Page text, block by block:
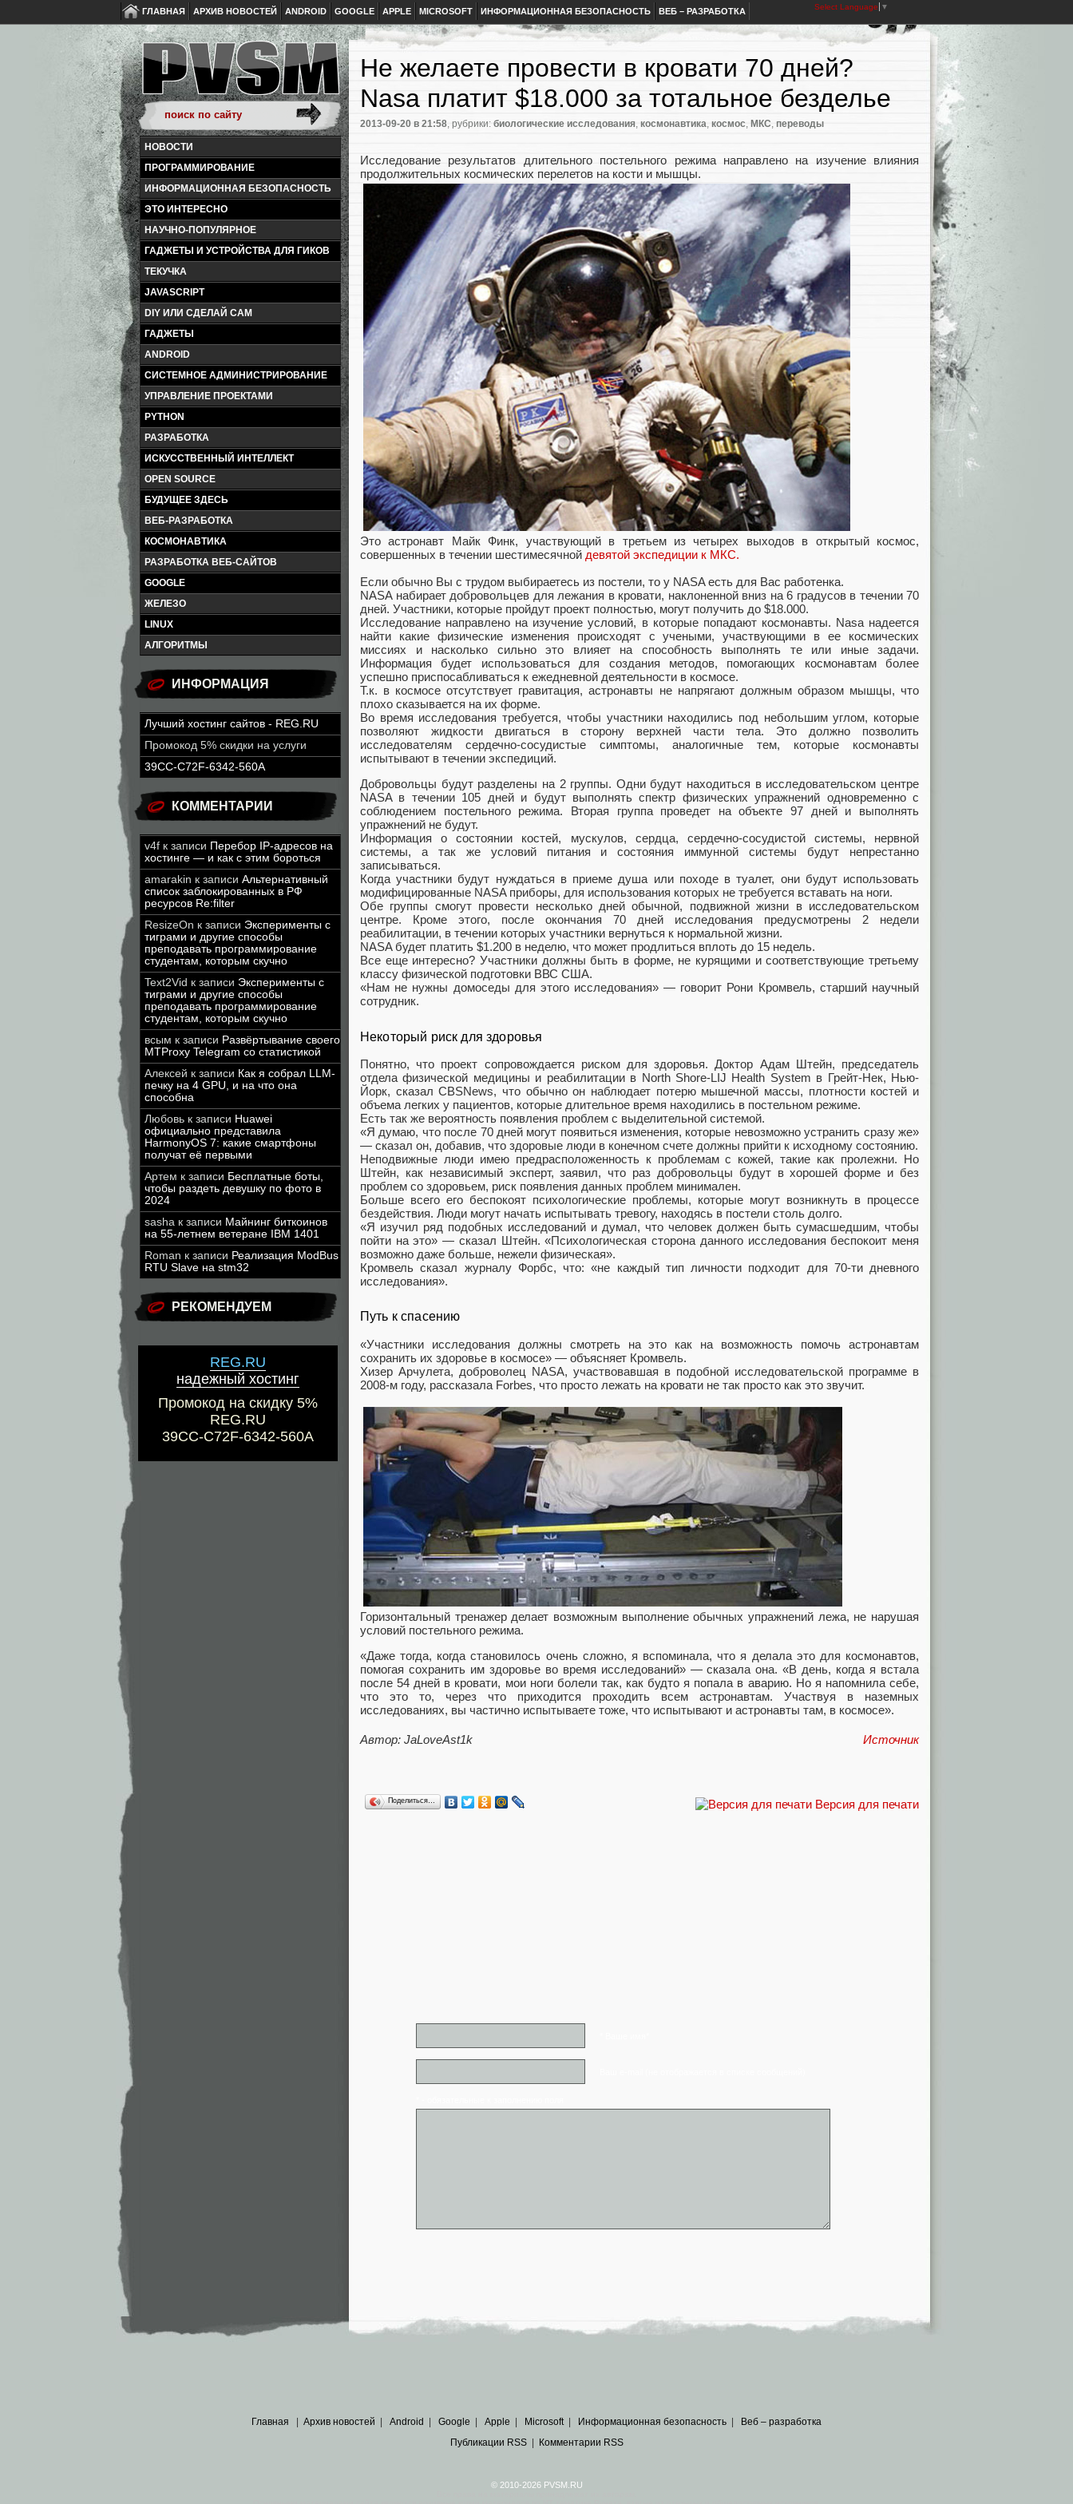
ГЛАВНАЯ АРХИВ НОВОСТЕЙ ANDROID GOOGLE APPLE MICROSOFT ИНФОРМАЦИОННАЯ БЕЗОПАСНОСТЬ ВЕБ – РАЗРАБОТКА Select Language ▼
НОВОСТИ
ПРОГРАММИРОВАНИЕ
ИНФОРМАЦИОННАЯ БЕЗОПАСНОСТЬ
ЭТО ИНТЕРЕСНО
НАУЧНО-ПОПУЛЯРНОЕ
ГАДЖЕТЫ И УСТРОЙСТВА ДЛЯ ГИКОВ
ТЕКУЧКА
JAVASCRIPT
DIY ИЛИ СДЕЛАЙ САМ
ГАДЖЕТЫ
ANDROID
СИСТЕМНОЕ АДМИНИСТРИРОВАНИЕ
УПРАВЛЕНИЕ ПРОЕКТАМИ
PYTHON
РАЗРАБОТКА
ИСКУССТВЕННЫЙ ИНТЕЛЛЕКТ
OPEN SOURCE
БУДУЩЕЕ ЗДЕСЬ
ВЕБ-РАЗРАБОТКА
КОСМОНАВТИКА
РАЗРАБОТКА ВЕБ-САЙТОВ
GOOGLE
ЖЕЛЕЗО
LINUX
АЛГОРИТМЫ
ИНФОРМАЦИЯ
Лучший хостинг сайтов - REG.RU
Промокод 5% скидки на услуги
39CC-C72F-6342-560A
КОММЕНТАРИИ
v4f к записи Перебор IP-адресов на
хостинге — и как с этим бороться
amarakin к записи Альтернативный
список заблокированных в РФ
ресурсов Re:filter
ResizeOn к записи Эксперименты с
тиграми и другие способы
преподавать программирование
студентам, которым скучно
Text2Vid к записи Эксперименты с
тиграми и другие способы
преподавать программирование
студентам, которым скучно
всым к записи Развёртывание своего
MTProxy Telegram со статистикой
Алексей к записи Как я собрал LLM-
печку на 4 GPU, и на что она
способна
Любовь к записи Huawei
официально представила
HarmonyOS 7: какие смартфоны
получат её первыми
Артем к записи Бесплатные боты,
чтобы раздеть девушку по фото в
2024
sasha к записи Майнинг биткоинов
на 55-летнем ветеране IBM 1401
Roman к записи Реализация ModBus
RTU Slave на stm32
РЕКОМЕНДУЕМ
REG.RU
надежный хостинг
Промокод на скидку 5%
REG.RU
39CC-C72F-6342-560A
Не желаете провести в кровати 70 дней?
Nasa платит $18.000 за тотальное безделье
2013-09-20 в 21:58, рубрики: биологические исследования, космонавтика, космос, МКС, переводы
Исследование результатов длительного постельного режима направлено на изучение влияния
продолжительных космических перелетов на кости и мышцы.
Это астронавт Майк Финк, участвующий в третьем из четырех выходов в открытый космос,
совершенных в течении шестимесячной девятой экспедиции к МКС.
Если обычно Вы с трудом выбираетесь из постели, то у NASA есть для Вас работенка.
NASA набирает добровольцев для лежания в кровати, наклоненной вниз на 6 градусов в течении 70
дней. Участники, которые пройдут проект полностью, могут получить до $18.000.
Исследование направлено на изучение условий, в которые попадают космонавты. Nasa надеется
найти какие физические изменения происходят с учеными, участвующими в ее космических
миссиях и насколько сильно это влияет на способность выполнять те или иные задачи.
Информация будет использоваться для создания методов, помогающих космонавтам более
успешно приспосабливаться к ежедневной деятельности в космосе.
Т.к. в космосе отсутствует гравитация, астронавты не напрягают должным образом мышцы, что
плохо сказывается на их форме.
Во время исследования требуется, чтобы участники находились под небольшим углом, которые
позволяют жидкости двигаться в сторону верхней части тела. Это должно позволить
исследователям сердечно-сосудистые симптомы, аналогичные тем, которые космонавты
испытывают в течении экспедиций.
Добровольцы будут разделены на 2 группы. Одни будут находиться в исследовательском центре
NASA в течении 105 дней и будут выполнять спектр физических упражнений одновременно с
соблюдением постельного режима. Вторая группа проведет на объекте 97 дней и выполнять
упражнений не будут.
Информация о состоянии костей, мускулов, сердца, сердечно-сосудистой системы, нервной
системы, а так же условий питания и состояния иммунной системы будут непрестанно
записываться.
Когда участники будут нуждаться в приеме душа или походе в туалет, они будут использовать
модифицированные NASA приборы, для использования которых не требуется вставать на ноги.
Обе группы смогут провести несколько дней обычной, подвижной жизни в исследовательском
центре. Кроме этого, после окончания 70 дней исследования предусмотрены 2 недели
реабилитации, в течении которых участники вернуться к нормальной жизни.
NASA будет платить $1.200 в неделю, что может продлиться вплоть до 15 недель.
Все еще интересно? Участники должны быть в форме, не курящими и соответствующие третьему
классу физической подготовки ВВС США.
«Нам не нужны домоседы для этого исследования» — говорит Рони Кромвель, старший научный
сотрудник.
Некоторый риск для здоровья
Понятно, что проект сопровождается риском для здоровья. Доктор Адам Штейн, председатель
отдела физической медицины и реабилитации в North Shore-LIJ Health System в Грейт-Нек, Нью-
Йорк, сказал CBSNews, что обычно он наблюдает потерю мышечной массы, плотности костей и
объема легких у пациентов, которые длительное время находились в постельном режиме.
Есть так же вероятность появления проблем с выделительной системой.
«Я думаю, что после 70 дней могут появиться изменения, которые невозможно устранить сразу же»
— сказал он, добавив, что здоровые люди в конечном счете должны прийти к исходному состоянию.
Неподвижные люди имею предрасположенность к проблемам с кожей, такие как пролежни. Но
Штейн, как независимый эксперт, заявил, что раз добровольцы будут в хорошей форме и без
проблем со здоровьем, риск появления данных проблем минимален.
Больше всего его беспокоят психологические проблемы, которые могут возникнуть в процессе
бездействия. Люди могут начать испытывать тревогу, находясь в постели столь долго.
«Я изучил ряд подобных исследований и думал, что человек должен быть сумасшедшим, чтобы
пойти на это» — сказал Штейн. «Психологическая сторона данного исследования беспокоит меня
возможно даже больше, нежели физическая».
Кромвель сказал журналу Форбс, что: «не каждый тип личности подходит для 70-ти дневного
исследования».
Путь к спасению
«Участники исследования должны смотреть на это как на возможность помочь астронавтам
сохранить их здоровье в космосе» — объясняет Кромвель.
Хизер Арчулета, доброволец NASA, участвовавшая в подобной исследовательской программе в
2008-м году, рассказала Forbes, что просто лежать на кровати не так просто как это звучит.
Горизонтальный тренажер делает возможным выполнение обычных упражнений лежа, не нарушая
условий постельного режима.
«Даже тогда, когда становилось очень сложно, я вспоминала, что я делала это для космонавтов,
помогая сохранить им здоровье во время исследований» — сказала она. «В день, когда я встала
после 54 дней в кровати, мои ноги болели так, как будто я попала в аварию. Но я напомнила себе,
что это то, через что приходится проходить всем астронавтам. Участвуя в наземных
исследованиях, вы частично испытываете тоже, что испытывают и астронавты там, в космосе».
Автор: JaLoveAst1k Источник
Версия для печати
Поделиться…
Главная Архив новостей Android Google Apple Microsoft| Информационная безопасность
Веб – разработка
Публикации RSS| Комментарии RSS
© 2010-2026 PVSM.RU